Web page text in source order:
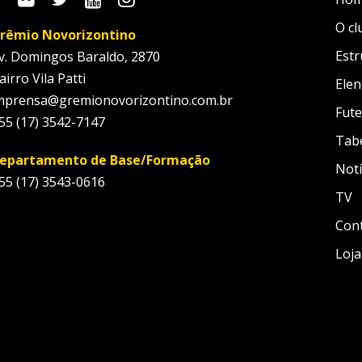
Novorizontino
Domingos Baraldo, 2870
Vila Patti
(17) 3542-7147
de Base/Formação
(17) 3543-0616
O
TV